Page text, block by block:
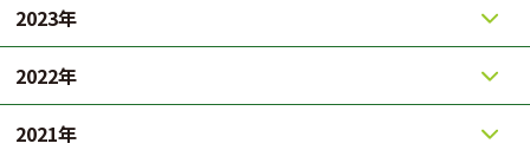
2023年
2022年
2021年